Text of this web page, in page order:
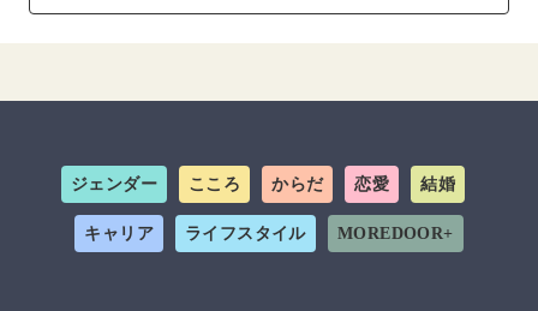
ジェンダー こころ からだ 恋愛 結婚
キャリア ライフスタイル MOREDOOR+